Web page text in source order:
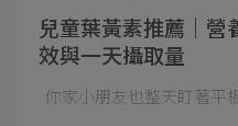
兒童葉黃素推薦｜營
效與一天攝取量
你家小朋友也整天盯著平